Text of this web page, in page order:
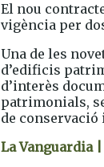
El nou
vigència per
Una de les
d’edificis
d’interès
patrimonials,
de conservació
La Vanguardia